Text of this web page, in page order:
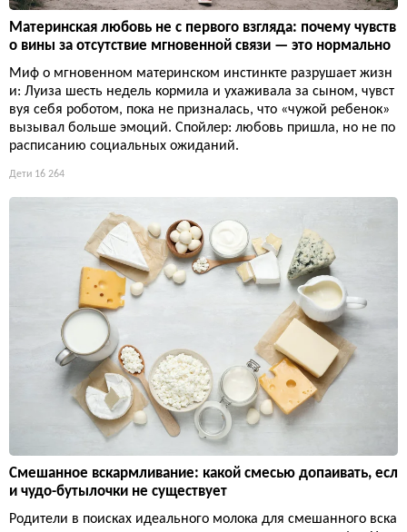
Материнская любовь не с первого взгляда: почему чувств
о вины за отсутствие мгновенной связи — это нормально
Миф о мгновенном материнском инстинкте разрушает жизн
и: Луиза шесть недель кормила и ухаживала за сыном, чувст
вуя себя роботом, пока не призналась, что «чужой ребенок»
вызывал больше эмоций. Спойлер: любовь пришла, но не по
расписанию социальных ожиданий.
Дети 16 264
Смешанное вскармливание: какой смесью допаивать, есл
и чудо-бутылочки не существует
Родители в поисках идеального молока для смешанного вска